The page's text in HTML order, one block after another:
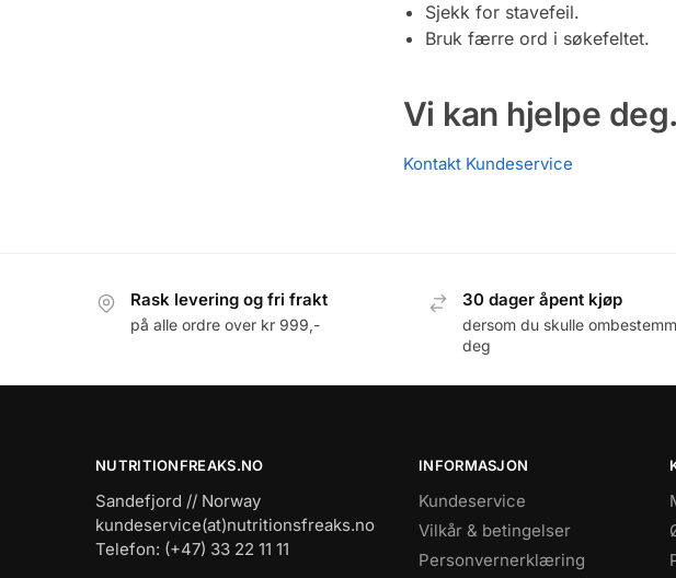
Sjekk for stavefeil.
Bruk færre ord i søkefeltet.
Vi kan hjelpe
Kontakt Kundeservice
Rask levering og fri frakt
på alle ordre over kr 999,-
30 dager åpent kjøp
dersom du skulle
deg
NUTRITIONFREAKS.NO
Sandefjord // Norway
kundeservice(at)nutritionsfreaks.no
Telefon: (+47) 33 22 11 11
INFORMASJON
Kundeservice
Vilkår & betingelser
Personvernerklæring